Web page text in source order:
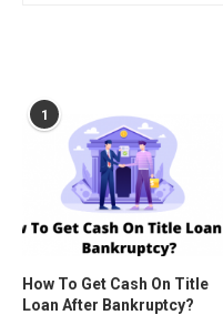
1
How To Get Cash On Title
Loan After Bankruptcy?